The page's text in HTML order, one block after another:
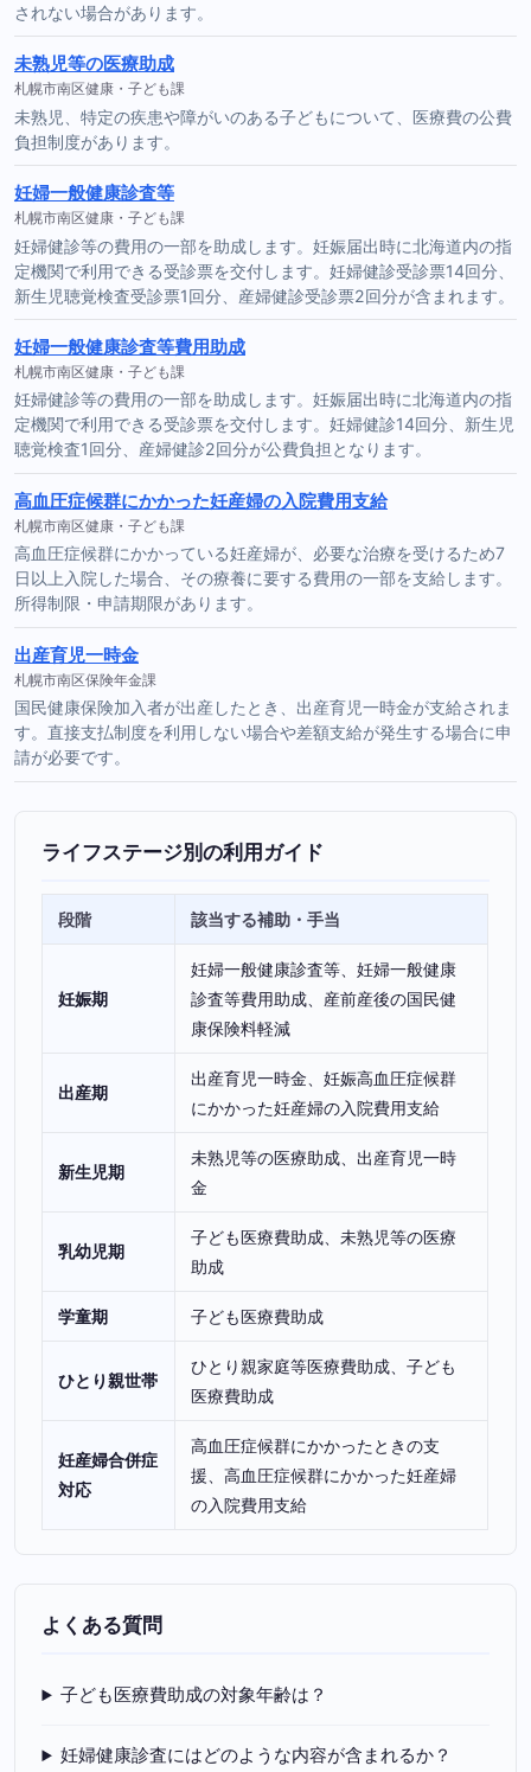
されない場合があります。
未熟児等の医療助成
札幌市南区健康・子ども課
未熟児、特定の疾患や障がいのある子どもについて、医療費の公費
負担制度があります。
妊婦一般健康診査等
札幌市南区健康・子ども課
妊婦健診等の費用の一部を助成します。妊娠届出時に北海道内の指
定機関で利用できる受診票を交付します。妊婦健診受診票14回分、
新生児聴覚検査受診票1回分、産婦健診受診票2回分が含まれます。
妊婦一般健康診査等費用助成
札幌市南区健康・子ども課
妊婦健診等の費用の一部を助成します。妊娠届出時に北海道内の指
定機関で利用できる受診票を交付します。妊婦健診14回分、新生児
聴覚検査1回分、産婦健診2回分が公費負担となります。
高血圧症候群にかかった妊産婦の入院費用支給
札幌市南区健康・子ども課
高血圧症候群にかかっている妊産婦が、必要な治療を受けるため7
日以上入院した場合、その療養に要する費用の一部を支給します。
所得制限・申請期限があります。
出産育児一時金
札幌市南区保険年金課
国民健康保険加入者が出産したとき、出産育児一時金が支給されま
す。直接支払制度を利用しない場合や差額支給が発生する場合に申
請が必要です。
ライフステージ別の利用ガイド
段階 該当する補助・手当
妊娠期
妊婦一般健康診査等、妊婦一般健康
診査等費用助成、産前産後の国民健
康保険料軽減
出産期
出産育児一時金、妊娠高血圧症候群
にかかった妊産婦の入院費用支給
新生児期
未熟児等の医療助成、出産育児一時
金
乳幼児期
子ども医療費助成、未熟児等の医療
助成
学童期 子ども医療費助成
ひとり親世帯
ひとり親家庭等医療費助成、子ども
医療費助成
妊産婦合併症
対応
高血圧症候群にかかったときの支
援、高血圧症候群にかかった妊産婦
の入院費用支給
よくある質問
子ども医療費助成の対象年齢は？
妊婦健康診査にはどのような内容が含まれるか？